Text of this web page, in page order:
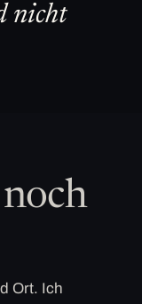
nicht
Ort. Ich